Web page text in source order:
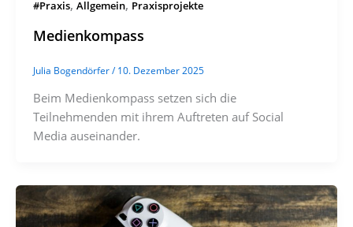
#Praxis, Allgemein, Praxisprojekte
Medienkompass
Julia Bogendörfer/10. Dezember 2025
Beim Medienkompass setzen sich die
Teilnehmenden mit ihrem Auftreten auf Social
Media auseinander.